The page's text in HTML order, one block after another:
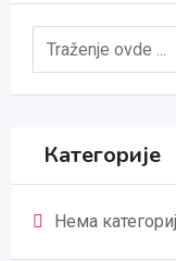
Категорије
Нема